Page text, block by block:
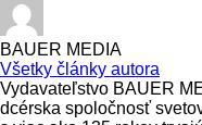
BAUER MEDIA
Všetky články autora
Vydavateľstvo BAUER
dcérska spoločnosť